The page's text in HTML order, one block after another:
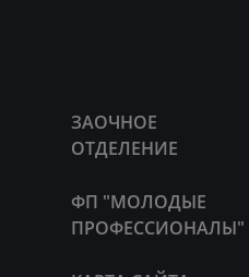
ЗАОЧНОЕ
ОТДЕЛЕНИЕ
ФП "МОЛОДЫЕ
ПРОФЕССИОНАЛЫ"